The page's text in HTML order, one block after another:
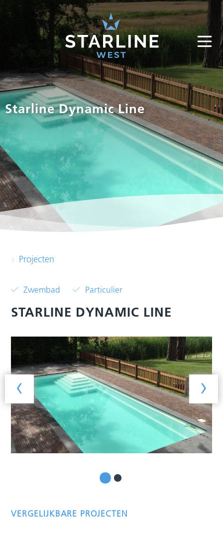
Starline Dynamic Line
Projecten
Zwembad Particulier
STARLINE DYNAMIC LINE
‹ ›
VERGELIJKBARE PROJECTEN